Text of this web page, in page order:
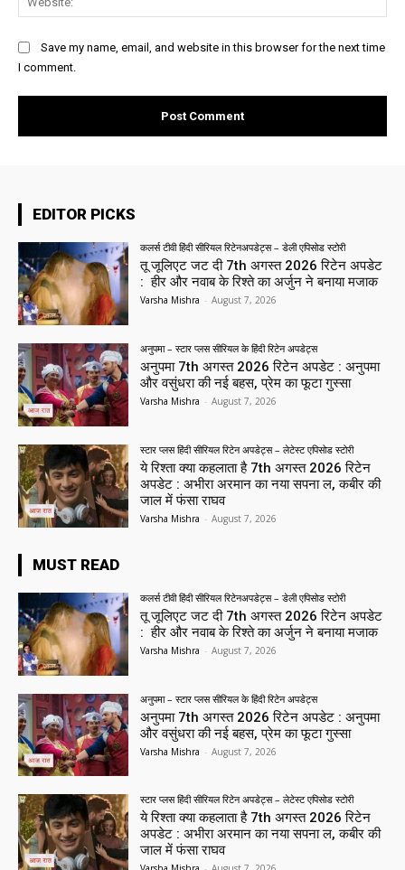
Save my name, email, and website in this browser for the next time
I comment.
EDITOR PICKS
कलर्स टीवी हिंदी सीरियल रिटेनअपडेट्स – डेली एपिसोड स्टोरी
तू जूलिएट जट दी 7th अगस्त 2026 रिटेन अपडेट
: हीर और नवाब के रिश्ते का अर्जुन ने बनाया मजाक
Varsha Mishra - August 7, 2026
अनुपमा – स्टार प्लस सीरियल के हिंदी रिटेन अपडेट्स
अनुपमा 7th अगस्त 2026 रिटेन अपडेट : अनुपमा
और वसुंधरा की नई बहस, प्रेम का फूटा गुस्सा
Varsha Mishra - August 7, 2026
स्टार प्लस हिंदी सीरियल रिटेन अपडेट्स – लेटेस्ट एपिसोड स्टोरी
ये रिश्ता क्या कहलाता है 7th अगस्त 2026 रिटेन
अपडेट : अभीरा अरमान का नया सपना ल, कबीर की
जाल में फंसा राघव
Varsha Mishra - August 7, 2026
MUST READ
कलर्स टीवी हिंदी सीरियल रिटेनअपडेट्स – डेली एपिसोड स्टोरी
तू जूलिएट जट दी 7th अगस्त 2026 रिटेन अपडेट
: हीर और नवाब के रिश्ते का अर्जुन ने बनाया मजाक
Varsha Mishra - August 7, 2026
अनुपमा – स्टार प्लस सीरियल के हिंदी रिटेन अपडेट्स
अनुपमा 7th अगस्त 2026 रिटेन अपडेट : अनुपमा
और वसुंधरा की नई बहस, प्रेम का फूटा गुस्सा
Varsha Mishra - August 7, 2026
स्टार प्लस हिंदी सीरियल रिटेन अपडेट्स – लेटेस्ट एपिसोड स्टोरी
ये रिश्ता क्या कहलाता है 7th अगस्त 2026 रिटेन
अपडेट : अभीरा अरमान का नया सपना ल, कबीर की
जाल में फंसा राघव